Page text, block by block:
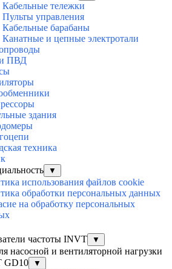
Кабельные тележки
Пульты управления
Кабельные барабаны
Канатные и цепные электротали
ПВД
здания
техника
▼
использования файлов cookie
обработки персональных данных
на обработку персональных
частоты INVT ▼
насосной и вентиляторной нагрузки
GD10
▼